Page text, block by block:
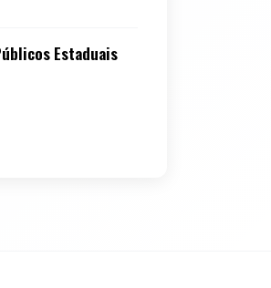
Estaduais